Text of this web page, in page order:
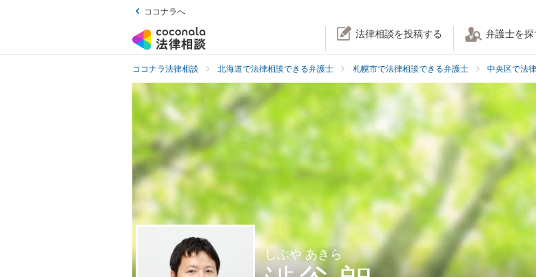
ココナラへ
法律相談を投稿する 弁護士を探
ココナラ法律相談 北海道で法律相談できる弁護士 札幌市で法律相談できる弁護士 中央区で法
しぶや あきら